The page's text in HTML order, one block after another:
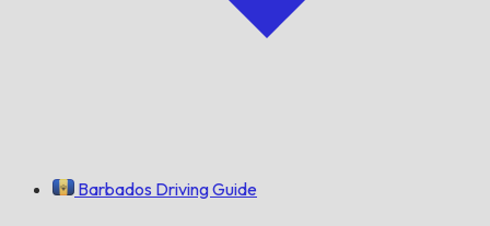
Barbados Driving Guide